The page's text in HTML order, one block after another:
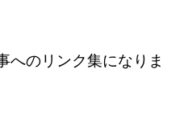
へのリンク集になりま